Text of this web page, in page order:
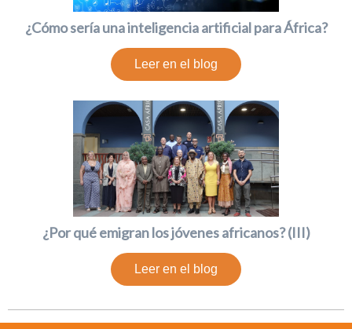
¿Cómo sería una inteligencia artificial para África?
Leer en el blog
¿Por qué emigran los jóvenes africanos? (III)
Leer en el blog